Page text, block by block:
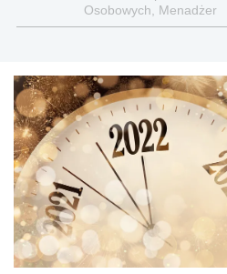
Osobowych, Menadżer